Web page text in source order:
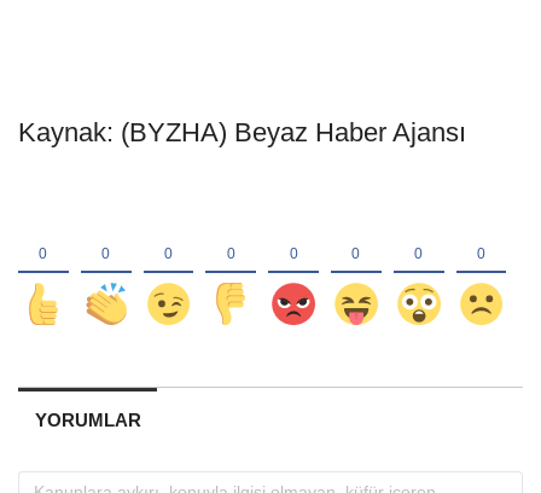
Kaynak: (BYZHA) Beyaz Haber Ajansı
YORUMLAR